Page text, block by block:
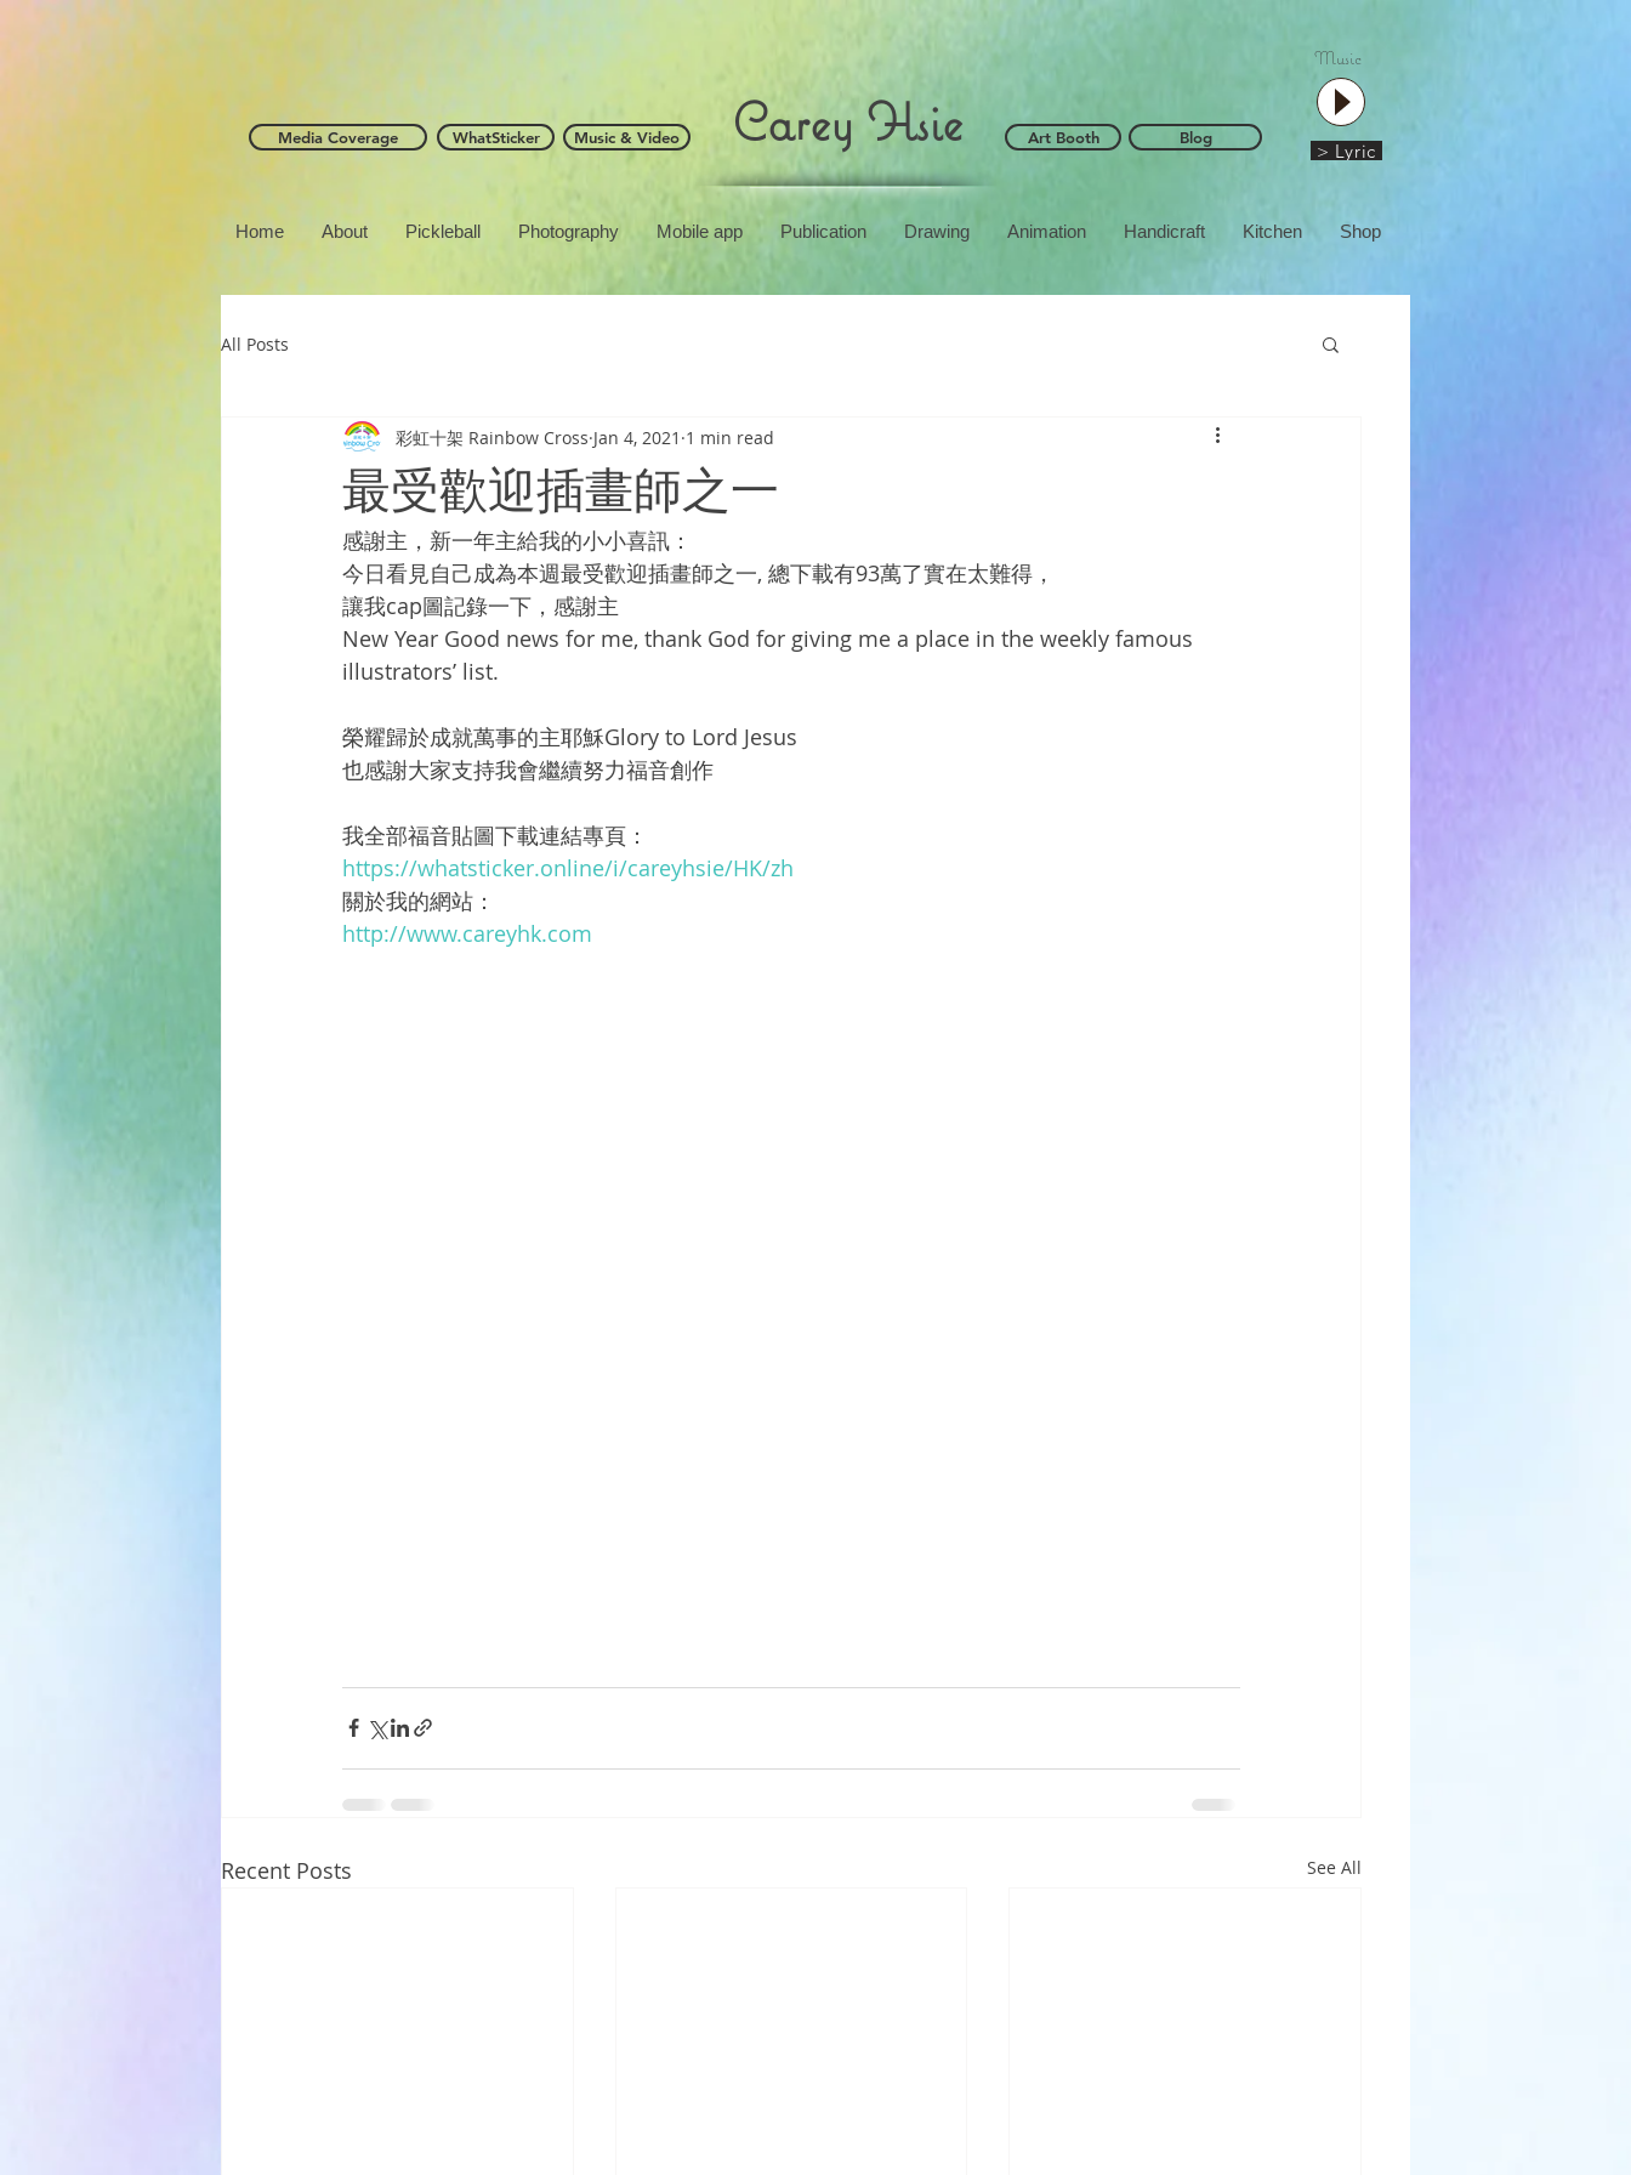
Music
Media Coverage WhatSticker Music & Video Carey Hsie Art Booth Blog
> Lyric
Home About Pickleball Photography Mobile app Publication Drawing Animation Handicraft Kitchen Shop
All Posts
最受歡迎插畫師之一
彩虹十架 Rainbow Cross Jan 4, 2021 1 min read
感謝主，新一年主給我的小小喜訊：
今日看見自己成為本週最受歡迎插畫師之一, 總下載有93萬了實在太難得，
讓我cap圖記錄一下，感謝主
New Year Good news for me, thank God for giving me a place in the weekly famous
illustrators’ list.
榮耀歸於成就萬事的主耶穌Glory to Lord Jesus
也感謝大家支持我會繼續努力福音創作
我全部福音貼圖下載連結專頁：
https://whatsticker.online/i/careyhsie/HK/zh
關於我的網站：
http://www.careyhk.com
Recent Posts See All